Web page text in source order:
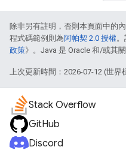
除非另有註明，否則本頁面中的
程式碼範例則為阿帕契 2.0 授權
政策》。Java 是 Oracle 和/或其
上次更新時間：2026-07-12 (世界
Stack Overflow
GitHub
Discord